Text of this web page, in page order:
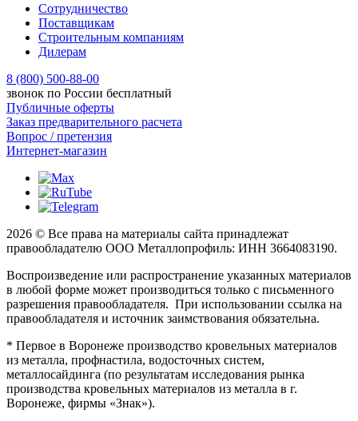
Сотрудничество
Поставщикам
Строительным компаниям
Дилерам
8 (800) 500-88-00
звонок по России бесплатный
Публичные оферты
Заказ предварительного расчета
Вопрос / претензия
Интернет-магазин
2026 © Все права на материалы сайта принадлежат
правообладателю ООО Металлопрофиль: ИНН 3664083190.
Воспроизведение или распространение указанных материалов
в любой форме может производиться только с письменного
разрешения правообладателя. При использовании ссылка на
правообладателя и источник заимствования обязательна.
* Первое в Воронеже производство кровельных материалов
из металла, профнастила, водосточных систем,
металлосайдинга (по результатам исследования рынка
производства кровельных материалов из металла в г.
Воронеже, фирмы «Знак»).